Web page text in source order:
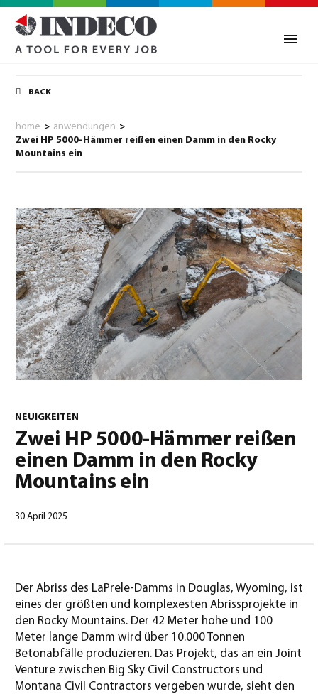
0
Deutsch(Deutsch )
BACK
home > anwendungen >
Zwei HP 5000-Hämmer reißen einen Damm in den Rocky
Mountains ein
NEUIGKEITEN
Zwei HP 5000-Hämmer reißen
einen Damm in den Rocky
Mountains ein
30 April 2025
Der Abriss des LaPrele-Damms in Douglas, Wyoming, ist
eines der größten und komplexesten Abrissprojekte in
den Rocky Mountains. Der 42 Meter hohe und 100
Meter lange Damm wird über 10.000 Tonnen
Betonabfälle produzieren. Das Projekt, das an ein Joint
Venture zwischen Big Sky Civil Constructors und
Montana Civil Contractors vergeben wurde, sieht den